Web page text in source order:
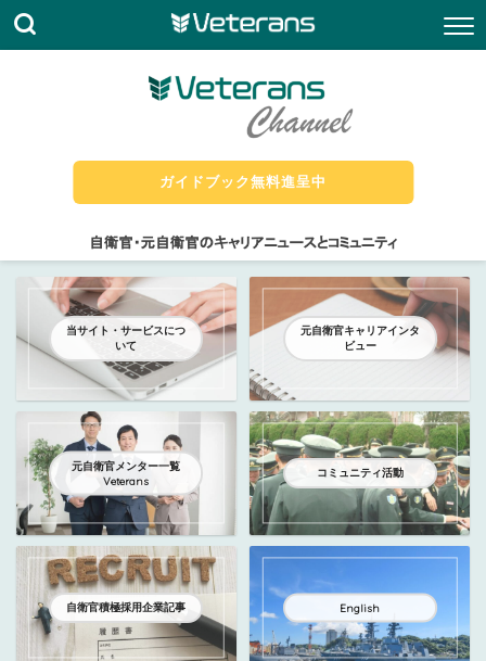
ガイドブック無料進呈中
当サイト・サービスにつ
いて
元自衛官キャリアインタ
ビュー
元自衛官メンター一覧
Veterans
コミュニティ活動
自衛官積極採用企業記事 English